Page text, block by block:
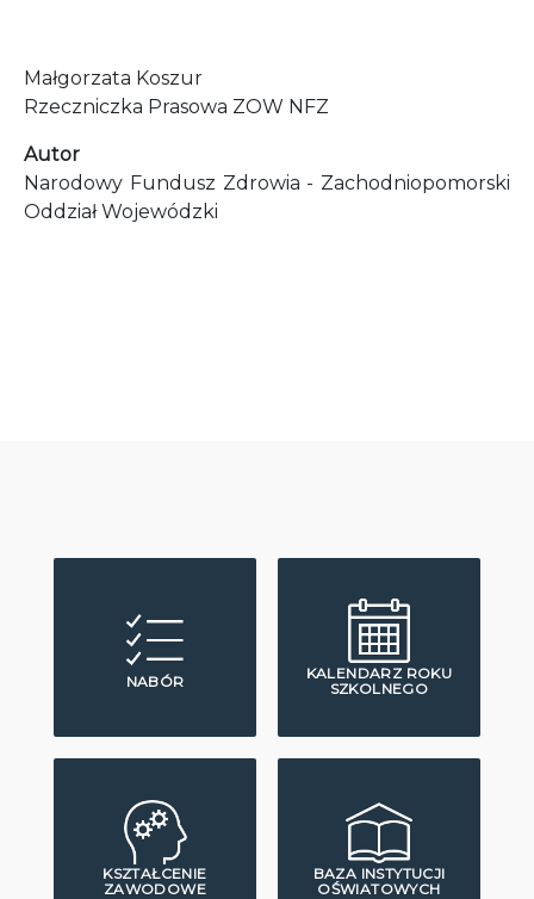
Małgorzata Koszur
Rzeczniczka Prasowa ZOW NFZ
Autor
Narodowy Fundusz Zdrowia - Zachodniopomorski
Oddział Wojewódzki
NABÓR
KALENDARZ ROKU
SZKOLNEGO
KSZTAŁCENIE
ZAWODOWE
BAZA INSTYTUCJI
OŚWIATOWYCH